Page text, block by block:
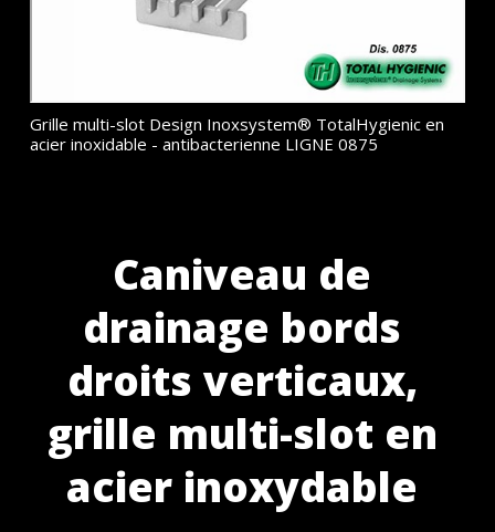
Grille multi-slot Design Inoxsystem® TotalHygienic en
acier inoxidable - antibacterienne LIGNE 0875
Caniveau de
drainage bords
droits verticaux,
grille multi-slot en
acier inoxydable